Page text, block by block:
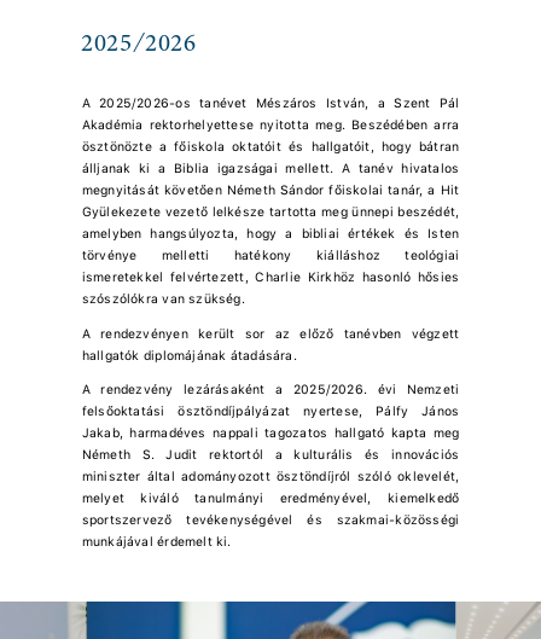
2025/2026
A 2025/2026-os tanévet Mészáros István, a Szent Pál
Akadémia rektorhelyettese nyitotta meg. Beszédében arra
ösztönözte a főiskola oktatóit és hallgatóit, hogy bátran
álljanak ki a Biblia igazságai mellett. A tanév hivatalos
megnyitását követően Németh Sándor főiskolai tanár, a Hit
Gyülekezete vezető lelkésze tartotta meg ünnepi beszédét,
amelyben hangsúlyozta, hogy a bibliai értékek és Isten
törvénye melletti hatékony kiálláshoz teológiai
ismeretekkel felvértezett, Charlie Kirkhöz hasonló hősies
szószólókra van szükség.
A rendezvényen került sor az előző tanévben végzett
hallgatók diplomájának átadására.
A rendezvény lezárásaként a 2025/2026. évi Nemzeti
felsőoktatási ösztöndíjpályázat nyertese, Pálfy János
Jakab, harmadéves nappali tagozatos hallgató kapta meg
Németh S. Judit rektortól a kulturális és innovációs
miniszter által adományozott ösztöndíjról szóló oklevelét,
melyet kiváló tanulmányi eredményével, kiemelkedő
sportszervező tevékenységével és szakmai-közösségi
munkájával érdemelt ki.